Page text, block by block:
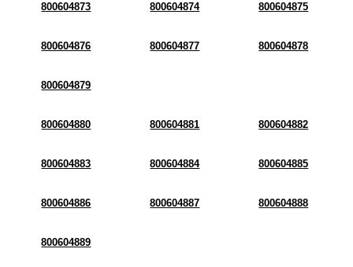
800604873 800604874 800604875
800604876 800604877 800604878
800604879
800604880 800604881 800604882
800604883 800604884 800604885
800604886 800604887 800604888
800604889